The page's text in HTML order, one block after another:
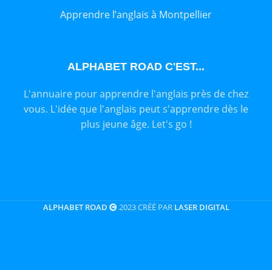
Apprendre l’anglais à Montpellier
ALPHABET ROAD C'EST...
L'annuaire pour apprendre l'anglais près de chez
vous. L'idée que l'anglais peut s'apprendre dès le
plus jeune âge. Let's go !
ALPHABET ROAD 2023 CRÉÉ PAR LASER DIGITAL